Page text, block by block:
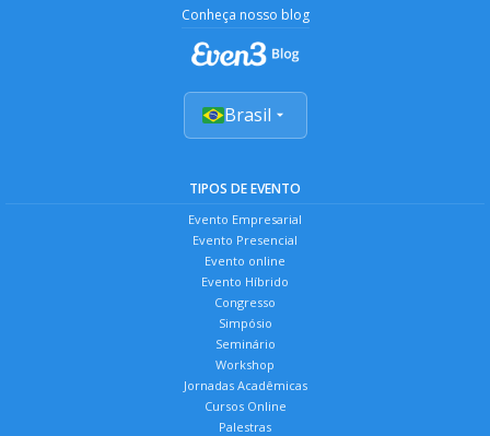
Conheça nosso blog
Brasil
TIPOS DE EVENTO
Evento Empresarial
Evento Presencial
Evento online
Evento Híbrido
Congresso
Simpósio
Seminário
Workshop
Jornadas Acadêmicas
Cursos Online
Palestras